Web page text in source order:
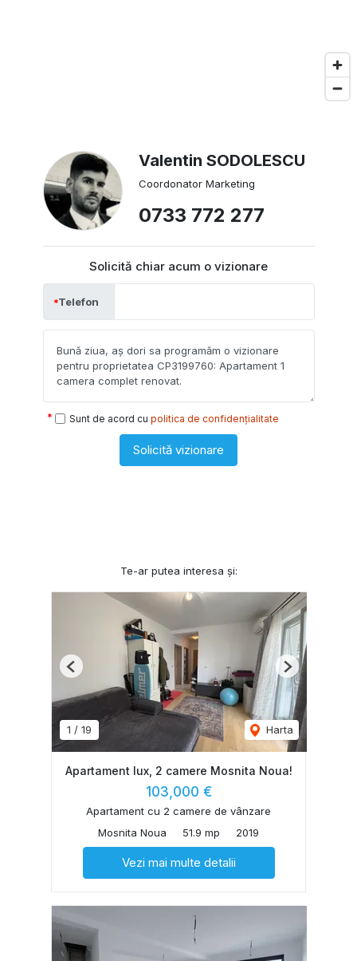
Valentin SODOLESCU
Coordonator Marketing
0733 772 277
Solicită chiar acum o vizionare
Telefon
Sunt de acord cu politica de confidențialitate
Solicită vizionare
Te-ar putea interesa și:
1 / 19 Harta
Previous Next
Apartament lux, 2 camere Mosnita Noua!
103,000 €
Apartament cu 2 camere de vânzare
Mosnita Noua
51.9 mp 2019
Vezi mai multe detalii